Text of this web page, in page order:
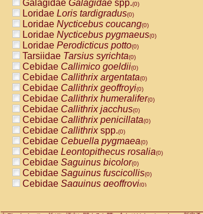
PitheciidaeChiropotes satanas
PitheciidaePithecia monachus
PitheciidaePithecia pithecia (0)
CercopithecidaeCercocebus agilis
CercopithecidaeCercocebus galeritus
CercopithecidaeCercocebus torquatus atys
CercopithecidaeCercocebus torquatus
CercopithecidaeCercocebus torquatus
CercopithecidaeCercocebushybrid
CercopithecidaeCercocebusspp.
CercopithecidaeLophocebus albigena
CercopithecidaePapio anubis
CercopithecidaePapio cynocephalus
CercopithecidaePapio hamadryas
CercopithecidaePapio papio
CercopithecidaePapiospp.(0)
CercopithecidaeMandrillus leucophaeus
CercopithecidaeMandrillus sphinx
CercopithecidaeMacaca arctoides(0)
Galagidae Galagidae spp.(0)
Loridae Loris tardigradus(0)
Loridae Nycticebus coucang(0)
Loridae Nycticebus pygmaeus(0)
Loridae Perodicticus potto(0)
Tarsiidae Tarsius syrichta(0)
Cebidae Callimico goeldii(0)
Cebidae Callithrix argentata(0)
Cebidae Callithrix geoffroyi(0)
Cebidae Callithrix humeralifer(0)
Cebidae Callithrix jacchus(0)
Cebidae Callithrix penicillata(0)
Cebidae Callithrixspp.(0)
Cebidae Cebuella pygmaea(0)
Cebidae Leontopithecus rosalia(0)
Cebidae Saguinus bicolor(0)
Cebidae Saguinus fuscicollis(0)
Cebidae Saguinus geoffroyi(0)